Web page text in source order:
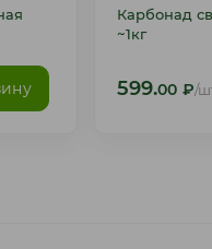
Карбонад
~1кг
599.00 ₽/